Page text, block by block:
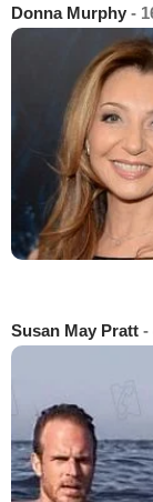
Donna Murphy -
Susan May Pratt -